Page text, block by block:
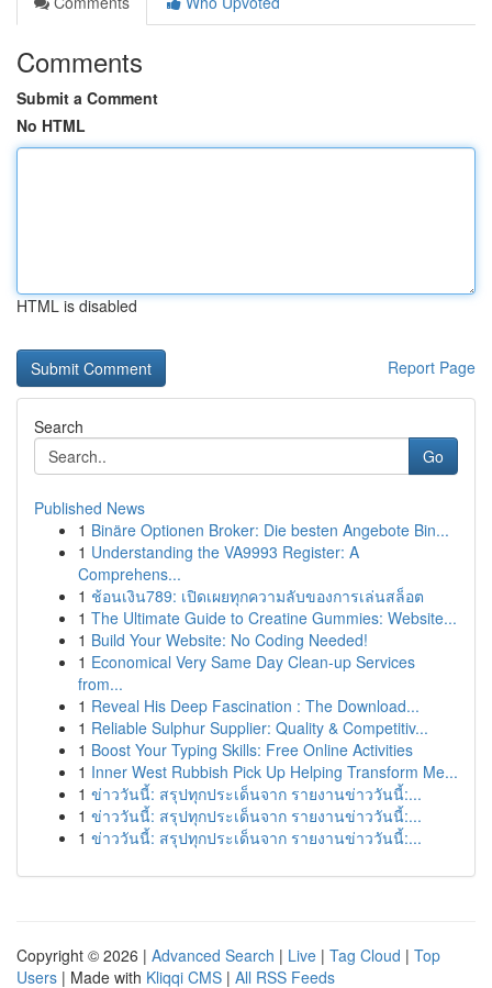
Comments
Submit a Comment
No HTML
HTML is disabled
Report Page
Search
Go
Published News
1 Binäre Optionen Broker: Die besten Angebote Bin...
1 Understanding the VA9993 Register: A
Comprehens...
1 ช้อนเงิน789: เปิดเผยทุกความลับของการเล่นสล็อต
1 The Ultimate Guide to Creatine Gummies: Website...
1 Build Your Website: No Coding Needed!
1 Economical Very Same Day Clean-up Services
from...
1 Reveal His Deep Fascination : The Download...
1 Reliable Sulphur Supplier: Quality & Competitiv...
1 Boost Your Typing Skills: Free Online Activities
1 Inner West Rubbish Pick Up Helping Transform Me...
1 ข่าววันนี้: สรุปทุกประเด็นจาก รายงานข่าววันนี้:...
1 ข่าววันนี้: สรุปทุกประเด็นจาก รายงานข่าววันนี้:...
1 ข่าววันนี้: สรุปทุกประเด็นจาก รายงานข่าววันนี้:...
Copyright © 2026 | Advanced Search | Live | Tag Cloud | Top
Users | Made with Kliqqi CMS | All RSS Feeds